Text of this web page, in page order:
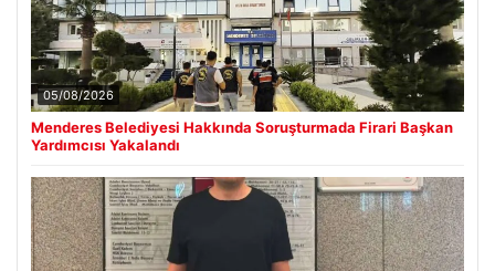
05/08/2026
Menderes Belediyesi Hakkında Soruşturmada Firari Başkan
Yardımcısı Yakalandı